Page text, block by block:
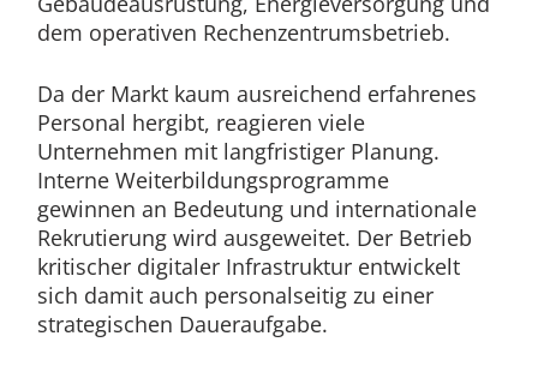
dem operativen Rechenzentrumsbetrieb.
Da der Markt kaum ausreichend erfahrenes
Personal hergibt, reagieren viele
Unternehmen mit langfristiger Planung.
Interne Weiterbildungsprogramme
gewinnen an Bedeutung und internationale
Rekrutierung wird ausgeweitet. Der Betrieb
kritischer digitaler Infrastruktur entwickelt
sich damit auch personalseitig zu einer
strategischen Daueraufgabe.